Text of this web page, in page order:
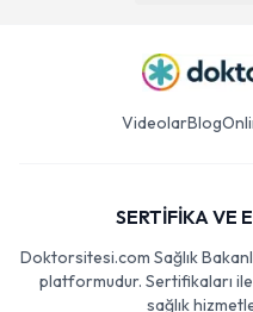
VideolarBlog
SERTİFİKA VE
Doktorsitesi.com Sağlık
platformudur. Sertifikaları
sağlık